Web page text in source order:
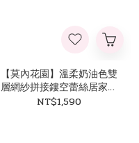
【莫內花園】溫柔奶油色雙
層網紗拼接鏤空蕾絲居家睡
袍套裝
NT$1,590